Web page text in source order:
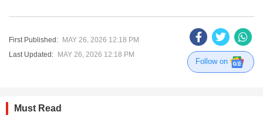
First Published: MAY 26, 2026 12:18 PM
Last Updated: MAY 26, 2026 12:18 PM
Follow on
Must Read